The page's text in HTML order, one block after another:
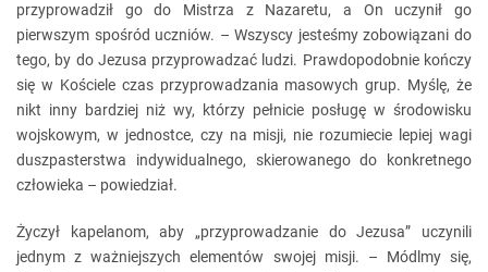
przyprowadził go do Mistrza z Nazaretu, a On uczynił go
pierwszym spośród uczniów. – Wszyscy jesteśmy zobowiązani do
tego, by do Jezusa przyprowadzać ludzi. Prawdopodobnie kończy
się w Kościele czas przyprowadzania masowych grup. Myślę, że
nikt inny bardziej niż wy, którzy pełnicie posługę w środowisku
wojskowym, w jednostce, czy na misji, nie rozumiecie lepiej wagi
duszpasterstwa indywidualnego, skierowanego do konkretnego
człowieka – powiedział.
Życzył kapelanom, aby „przyprowadzanie do Jezusa” uczynili
jednym z ważniejszych elementów swojej misji. – Módlmy się,